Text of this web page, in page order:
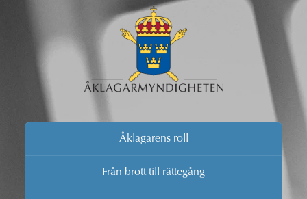
Åklagarens roll
Från brott till rättegång